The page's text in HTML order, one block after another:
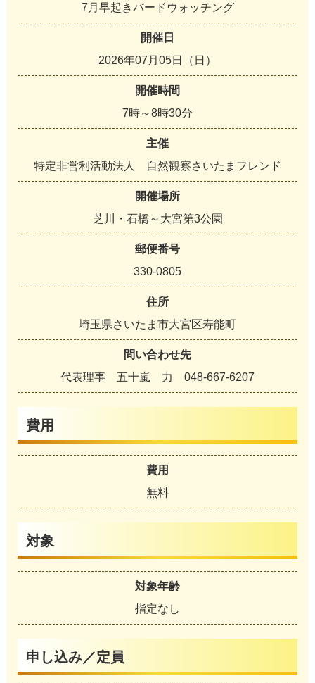
7月早起きバードウォッチング
開催日
2026年07月05日（日）
開催時間
7時～8時30分
主催
特定非営利活動法人 自然観察さいたまフレンド
開催場所
芝川・石橋～大宮第3公園
郵便番号
330-0805
住所
埼玉県さいたま市大宮区寿能町
問い合わせ先
代表理事 五十嵐 力 048-667-6207
費用
費用
無料
対象
対象年齢
指定なし
申し込み／定員